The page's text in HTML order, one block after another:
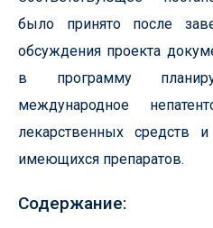
было принято после
обсуждения проекта
в программу
международное
лекарственных средств
имеющихся препаратов.
Содержание: